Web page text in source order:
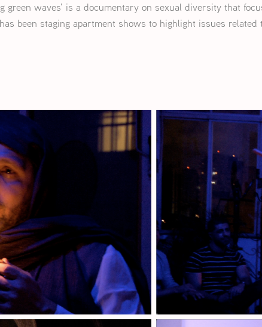
green waves' is a documentary on sexual diversity that
been staging apartment shows to highlight issues